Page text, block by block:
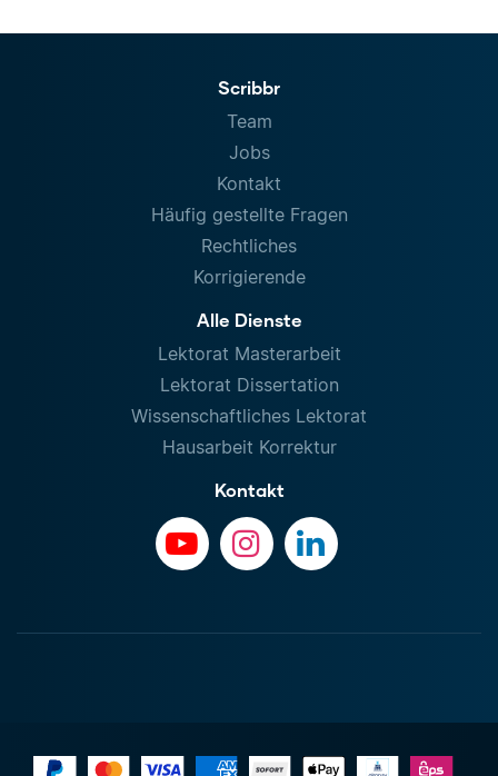
Scribbr
Team
Jobs
Kontakt
Häufig gestellte Fragen
Rechtliches
Korrigierende
Alle Dienste
Lektorat Masterarbeit
Lektorat Dissertation
Wissenschaftliches Lektorat
Hausarbeit Korrektur
Kontakt